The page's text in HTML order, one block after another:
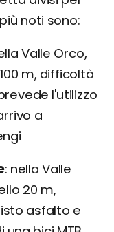
noti sono:
Valle Orco,
m, difficoltà
l'utilizzo
a
nella Valle
20 m,
asfalto e